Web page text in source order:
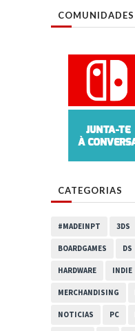
COMUNIDADES
CATEGORIAS
#MADEINPT 3DS
BOARDGAMES DS
HARDWARE INDIE
MERCHANDISING
NOTICIAS PC